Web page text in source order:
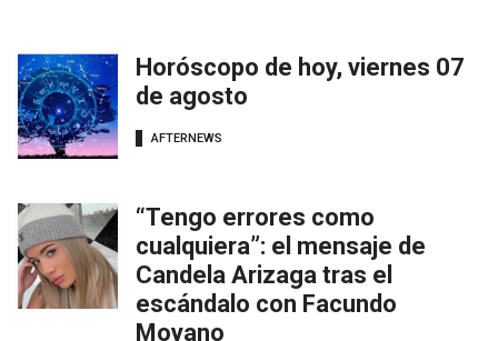
Horóscopo de hoy, viernes 07
de agosto
AFTERNEWS
“Tengo errores como
cualquiera”: el mensaje de
Candela Arizaga tras el
escándalo con Facundo
Moyano